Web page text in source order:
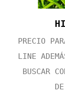
PRECIO
LINE
BUSCAR